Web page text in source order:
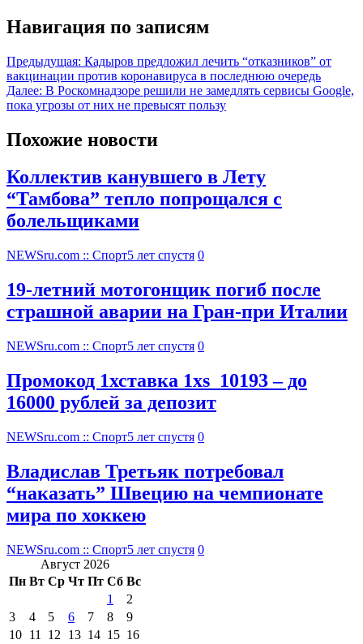
Навигация по записям
Предыдущая: Кадыров предложил лечить “отказников” от
вакцинации против коронавируса в последнюю очередь
Далее: В Роскомнадзоре решили не замедлять сервисы Google,
пока угрозы от них не превысят пользу
Похожие новости
Коллектив канувшего в Лету
“Тамбова” тепло попрощался с
болельщиками
NEWSru.com :: Спорт5 лет спустя 0
19-летний мотогонщик погиб после
страшной аварии на Гран-при Италии
NEWSru.com :: Спорт5 лет спустя 0
Промокод 1хставка 1xs_10193 – до
16000 рублей за депозит
NEWSru.com :: Спорт5 лет спустя 0
Владислав Третьяк потребовал
“наказать” Швецию на чемпионате
мира по хоккею
NEWSru.com :: Спорт5 лет спустя 0
Август 2026
Пн Вт Ср Чт Пт Сб Вс
1
2
3
4 5 6 7 8
9
10 11 12 13 14 15 16